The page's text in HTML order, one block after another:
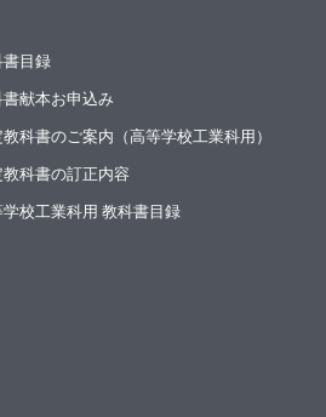
書目録
書献本お申込み
科書のご案内（高等学校工業科用）
教科書の訂正内容
学校工業科用 教科書目録